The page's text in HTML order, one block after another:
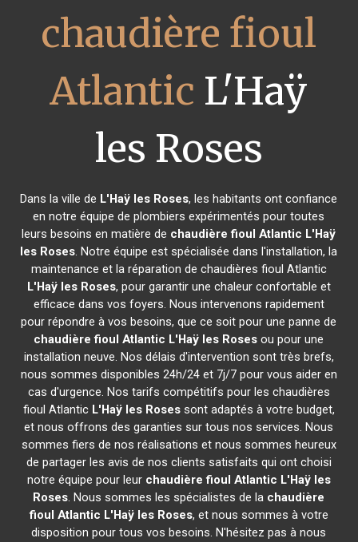
chaudière fioul
Atlantic L'Haÿ
les Roses
Dans la ville de L'Haÿ les Roses, les habitants ont confiance
en notre équipe de plombiers expérimentés pour toutes
leurs besoins en matière de chaudière fioul Atlantic L'Haÿ
les Roses. Notre équipe est spécialisée dans l'installation, la
maintenance et la réparation de chaudières fioul Atlantic
L'Haÿ les Roses, pour garantir une chaleur confortable et
efficace dans vos foyers. Nous intervenons rapidement
pour répondre à vos besoins, que ce soit pour une panne de
chaudière fioul Atlantic L'Haÿ les Roses ou pour une
installation neuve. Nos délais d'intervention sont très brefs,
nous sommes disponibles 24h/24 et 7j/7 pour vous aider en
cas d'urgence. Nos tarifs compétitifs pour les chaudières
fioul Atlantic L'Haÿ les Rosessont adaptés à votre budget,
et nous offrons des garanties sur tous nos services. Nous
sommes fiers de nos réalisations et nous sommes heureux
de partager les avis de nos clients satisfaits qui ont choisi
notre équipe pour leur chaudière fioul Atlantic L'Haÿ les
Roses. Nous sommes les spécialistes de la chaudière
fioul Atlantic L'Haÿ les Roses, et nous sommes à votre
disposition pour tous vos besoins. N'hésitez pas à nous